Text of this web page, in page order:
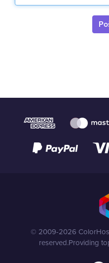
© 2009-2026
reserved.Providing